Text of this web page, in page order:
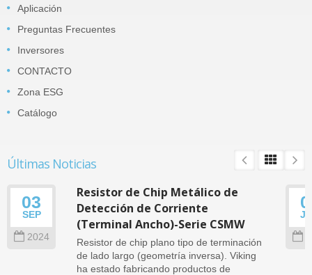
Aplicación
Preguntas Frecuentes
Inversores
CONTACTO
Zona ESG
Catálogo
Últimas Noticias
03
SEP
2024
Resistor de Chip Metálico de
Detección de Corriente
(Terminal Ancho)-Serie CSMW
Resistor de chip plano tipo de terminación
de lado largo (geometría inversa). Viking
ha estado fabricando productos de